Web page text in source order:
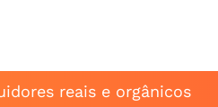
reais e orgânicos